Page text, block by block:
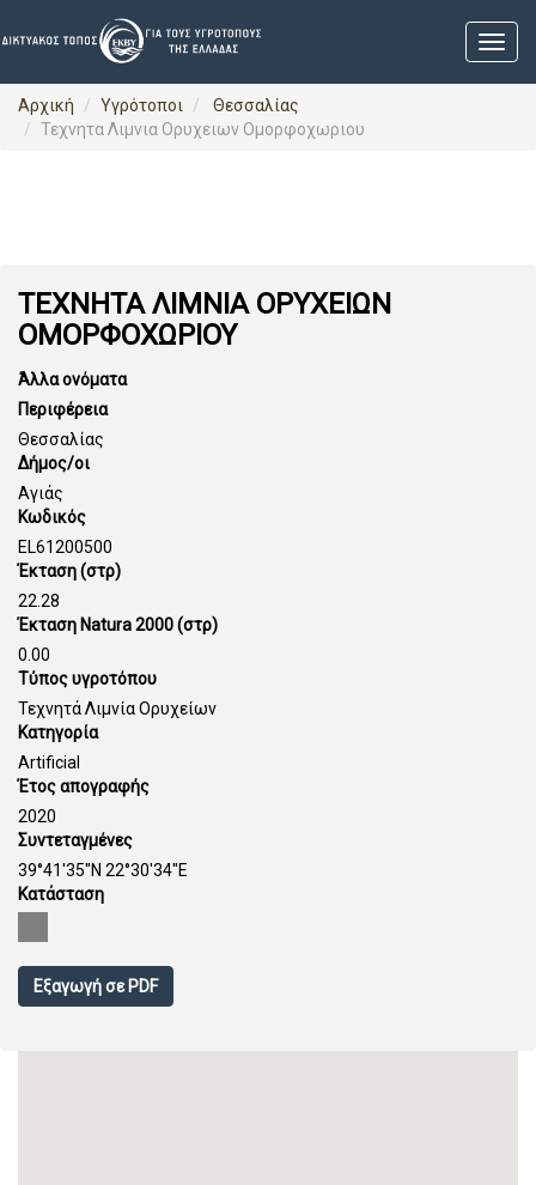
Αρχική Υγρότοποι
Θεσσαλίας
Τεχνητα Λιμνια Ορυχειων Ομορφοχωριου
ΤΕΧΝΗΤΑ ΛΙΜΝΙΑ ΟΡΥΧΕΙΩΝ
ΟΜΟΡΦΟΧΩΡΙΟΥ
Άλλα ονόματα
Περιφέρεια
Θεσσαλίας
Δήμος/οι
Αγιάς
Κωδικός
EL61200500
Έκταση (στρ)
22.28
Έκταση Natura 2000 (στρ)
0.00
Τύπος υγροτόπου
Τεχνητά Λιμνία Ορυχείων
Κατηγορία
Artificial
Έτος απογραφής
2020
Συντεταγμένες
39°41'35''N 22°30'34''E
Κατάσταση
Εξαγωγή σε PDF